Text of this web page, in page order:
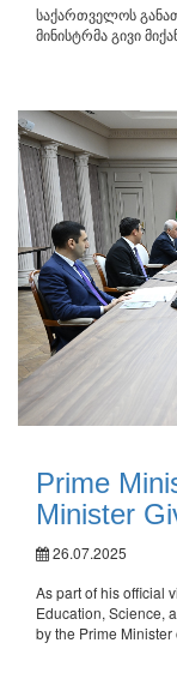
საქართველოს
მინისტრმა გივი
Prime
Minister
26.07.2025
As part of his official
Education, Science,
by the Prime